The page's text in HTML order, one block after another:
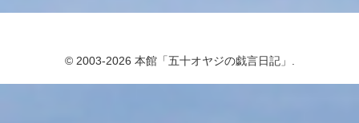
© 2003-2026 本館「五十オヤジの戯言日記」.